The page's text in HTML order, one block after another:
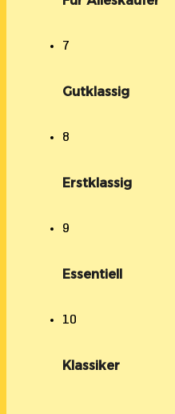
7
Gutklassig
8
Erstklassig
9
Essentiell
10
Klassiker